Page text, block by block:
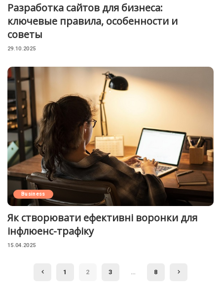
Разработка сайтов для бизнеса:
ключевые правила, особенности и
советы
29.10.2025
Business
Як створювати ефективні воронки для
інфлюенс-трафіку
15.04.2025
1 2 3 … 8